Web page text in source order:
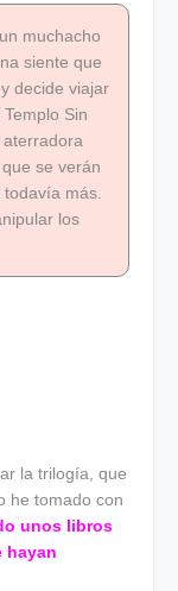
muchacho
siente que
decide viajar
Sin
se verán
más.
los
la trilogía, que
he tomado con
unos libros
hayan